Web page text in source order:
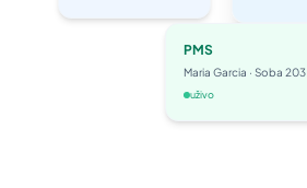
PMS
Maria Garcia · Soba 203
uživo